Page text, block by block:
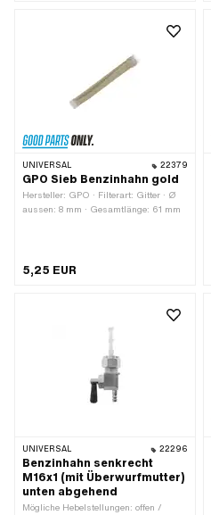
UNIVERSAL 22379
GPO Sieb Benzinhahn gold
Hersteller: GPO · Filterart: Gitter · Ø
aussen: 8 mm · Gesamtlänge: 61 mm
5,25 EUR
UNIVERSAL 22296
Benzinhahn senkrecht
M16x1 (mit Überwurfmutter)
unten abgehend
Mögliche Hebelstellungen: offen /